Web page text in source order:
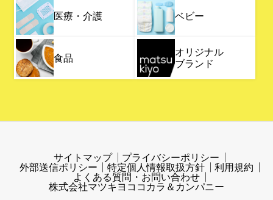
医療・介護 ベビー
食品
オリジナル
ブランド
サイトマップ
プライバシーポリシー
外部送信ポリシー
特定個人情報取扱方針
利用規約
よくある質問・お問い合わせ
株式会社マツキヨココカラ＆カンパニー